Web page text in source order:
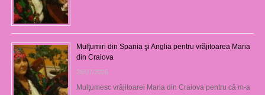
Mulţumiri din Spania şi Anglia pentru vrăjitoarea Maria
din Craiova
28/07/2026
Mulţumesc vrăjitoarei Maria din Craiova pentru că m-a